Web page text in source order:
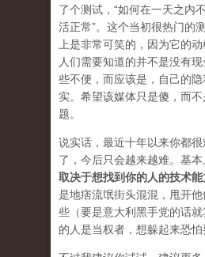
了个测试，“如何在一天之内
活正常”。这个当初很热门的
上是非常可笑的，因为它的
人们需要知道的并不是没有
些不便，而应该是，自己的
实。希望该媒体只是傻，而
题。
说实话，最近十年以来你都
了，今后只会越来越难。基本
取决于想找到你的人的技术能
是地痞流氓街头混混，甩开
些（要是意大利黑手党的话
的人是当权者，想躲起来恐怕